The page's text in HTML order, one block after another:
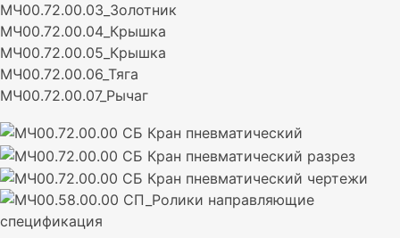
МЧ00.72.00.03_Золотник
МЧ00.72.00.04_Крышка
МЧ00.72.00.05_Крышка
МЧ00.72.00.06_Тяга
МЧ00.72.00.07_Рычаг